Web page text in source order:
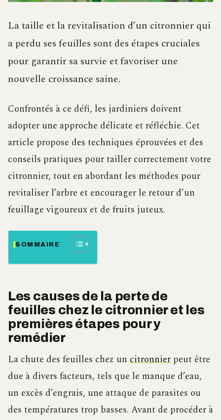
La taille et la revitalisation d’un citronnier qui
a perdu ses feuilles sont des étapes cruciales
pour garantir sa survie et favoriser une
nouvelle croissance saine.
Confrontés à ce défi, les jardiniers doivent
adopter une approche délicate et réfléchie. Cet
article propose des techniques éprouvées et des
conseils pratiques pour tailler correctement votre
citronnier, tout en abordant les méthodes pour
revitaliser l’arbre et encourager le retour d’un
feuillage vigoureux et de fruits juteux.
SOMMAIRE
Les causes de la perte de
feuilles chez le citronnier et les
premières étapes pour y
remédier
La chute des feuilles chez un citronnier peut être
due à divers facteurs, tels que le manque d’eau,
un excès d’engrais, une attaque de parasites ou
des températures trop basses. Avant de procéder à